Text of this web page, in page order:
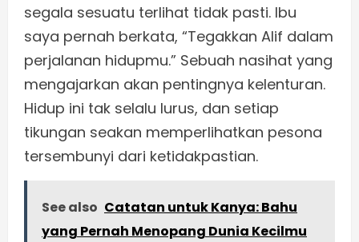
segala sesuatu terlihat tidak pasti. Ibu
saya pernah berkata, “Tegakkan Alif dalam
perjalanan hidupmu.” Sebuah nasihat yang
mengajarkan akan pentingnya kelenturan.
Hidup ini tak selalu lurus, dan setiap
tikungan seakan memperlihatkan pesona
tersembunyi dari ketidakpastian.
See also Catatan untuk Kanya: Bahu
yang Pernah Menopang Dunia Kecilmu